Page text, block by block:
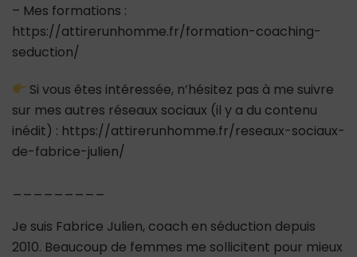
– Mes formations :
https://attirerunhomme.fr/formation-coaching-
seduction/
Si vous êtes intéressée, n’hésitez pas à me suivre
sur mes autres réseaux sociaux (il y a du contenu
inédit) : https://attirerunhomme.fr/reseaux-sociaux-
de-fabrice-julien/
Je suis Fabrice Julien, coach en séduction depuis
2010. Beaucoup de femmes me sollicitent pour mieux